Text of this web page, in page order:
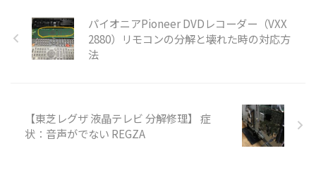
パイオニアPioneer DVDレコーダー（VXX
2880）リモコンの分解と壊れた時の対応方
法
【東芝レグザ 液晶テレビ 分解修理】 症
状：音声がでない REGZA